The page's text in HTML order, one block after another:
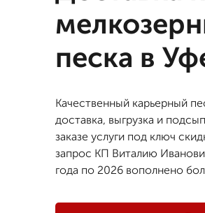
песка в
Качественный карьерный
доставка, выгрузка и
заказе услуги под ключ
запрос КП Виталию
года по 2026 вополнено